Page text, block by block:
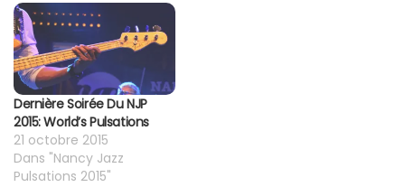
Dernière Soirée Du NJP
2015: World’s Pulsations
21 octobre 2015
Dans "Nancy Jazz
Pulsations 2015"